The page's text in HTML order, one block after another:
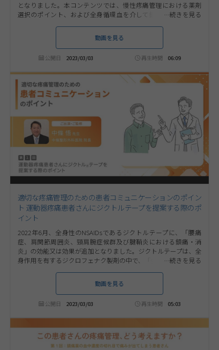
となりました。本コンテンツでは、慢性疼痛管理における薬剤
選択のポイント、および全身循環血を介して鎮痛効果を発揮す
生にご解説いただきます。第3回は「嚥下困難の症状があり経口
薬の服用が困難な患者さん」について考えます。ぜひ、ご視聴く
ださい。
動画を見る
公開日 2023/03/03 再生時間 06:09
適切な疼痛管理のための患者コミュニケーションのポイン
ト 運動器疼痛患者さんにジクトルテープを提案する際のポ
イント
2022年6月、全身性のNSAIDsであるジクトルテープに、「腰痛
症、肩関節周囲炎、頸肩腕症候群及び腱鞘炎における鎮痛・消
炎」の効能又は効果が追加となりました。ジクトルテープは、全
身作用を有するジクロフェナク製剤の中で、「全身に作用する経
痛効果を発揮する薬剤です。本コンテンツでは、中條整形外科医
院 院長 中條 悟 先生に、この新しいタイプのNSAIDsであるジク
トルテープを患者さんに提案する際のコミュニケーションのポイ
ントをご解説いただきます。ぜひ、ご視聴ください。
動画を見る
公開日 2023/03/03 再生時間 05:03